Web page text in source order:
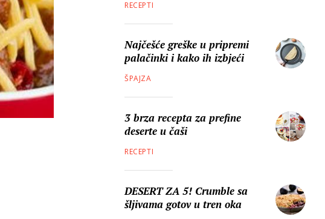
RECEPTI
Najčešće greške u pripremi
palačinki i kako ih izbjeći
ŠPAJZA
3 brza recepta za prefine
deserte u čaši
RECEPTI
DESERT ZA 5! Crumble sa
šljivama gotov u tren oka